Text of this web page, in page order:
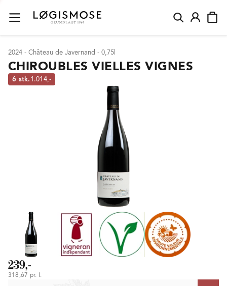
2024 - Château de Javernand - 0,75l
CHIROUBLES VIELLES VIGNES
6 stk. 1.014,-
239,-
318,67 pr. l.